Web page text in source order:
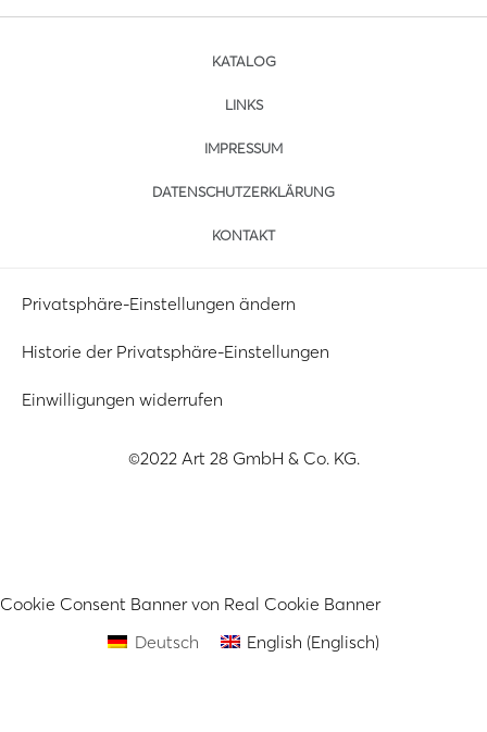
KATALOG
LINKS
IMPRESSUM
DATENSCHUTZERKLÄRUNG
KONTAKT
Privatsphäre-Einstellungen ändern
Historie der Privatsphäre-Einstellungen
Einwilligungen widerrufen
©2022 Art 28 GmbH & Co. KG.
Cookie Consent Banner von Real Cookie Banner
Deutsch
English (Englisch)